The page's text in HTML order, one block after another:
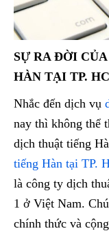
SỰ RA ĐỜI
HÀN TẠI TP.
Nhắc đến dịch vụ
nay thì không thể
dịch thuật tiếng
tiếng Hàn tại TP.
là công ty dịch
1 ở Việt Nam.
chính thức và